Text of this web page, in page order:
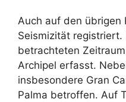
Auch auf den übrigen
Seismizität
betrachteten
Archipel erfasst.
insbesondere Gran
Palma betroffen. Auf